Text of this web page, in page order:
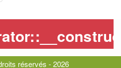
réservés - 2026